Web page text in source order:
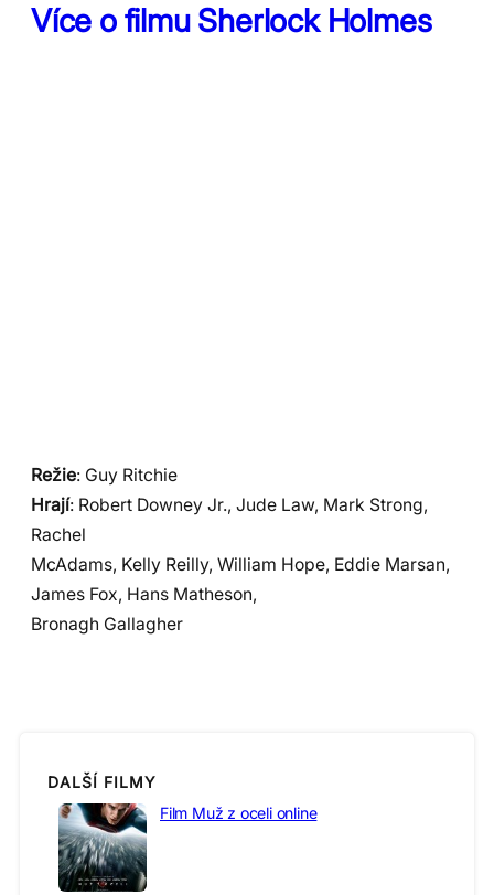
Více o filmu Sherlock Holmes
Režie: Guy Ritchie
Hrají: Robert Downey Jr., Jude Law, Mark Strong,
Rachel
McAdams, Kelly Reilly, William Hope, Eddie Marsan,
James Fox, Hans Matheson,
Bronagh Gallagher
DALŠÍ FILMY
Film Muž z oceli online